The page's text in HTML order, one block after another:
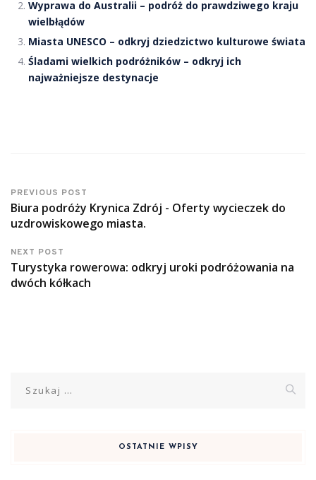
Wyprawa do Australii – podróż do prawdziwego kraju
wielbłądów
Miasta UNESCO – odkryj dziedzictwo kulturowe świata
Śladami wielkich podróżników – odkryj ich
najważniejsze destynacje
PREVIOUS POST
Biura podróży Krynica Zdrój - Oferty wycieczek do
uzdrowiskowego miasta.
NEXT POST
Turystyka rowerowa: odkryj uroki podróżowania na
dwóch kółkach
OSTATNIE WPISY